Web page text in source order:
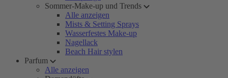
Sommer-Make-up und Trends
Alle anzeigen
Mists & Setting Sprays
Wasserfestes Make-up
Nagellack
Beach Hair stylen
Parfum
Alle anzeigen